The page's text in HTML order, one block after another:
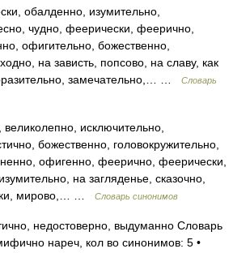
обалденно, изумительно,
чудно, феерически, феерично,
офигительно, божественно,
на зависть, попсово, на славу, как
замечательно,… …
Словарь
исключительно,
божественно, головокружительно,
офигенно, феерично, феерически,
на загляденье, сказочно,
мирово,… …
Словарь синонимов
недостоверно, выдуманно Словарь
нареч, кол во синонимов: 5 •